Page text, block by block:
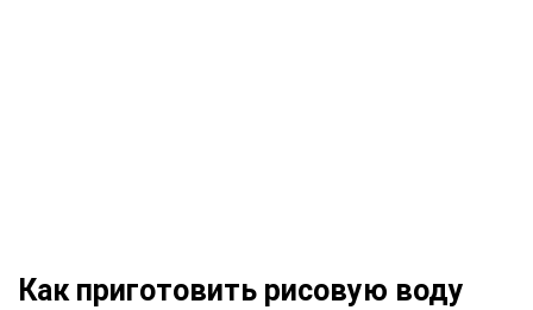
Как приготовить рисовую воду